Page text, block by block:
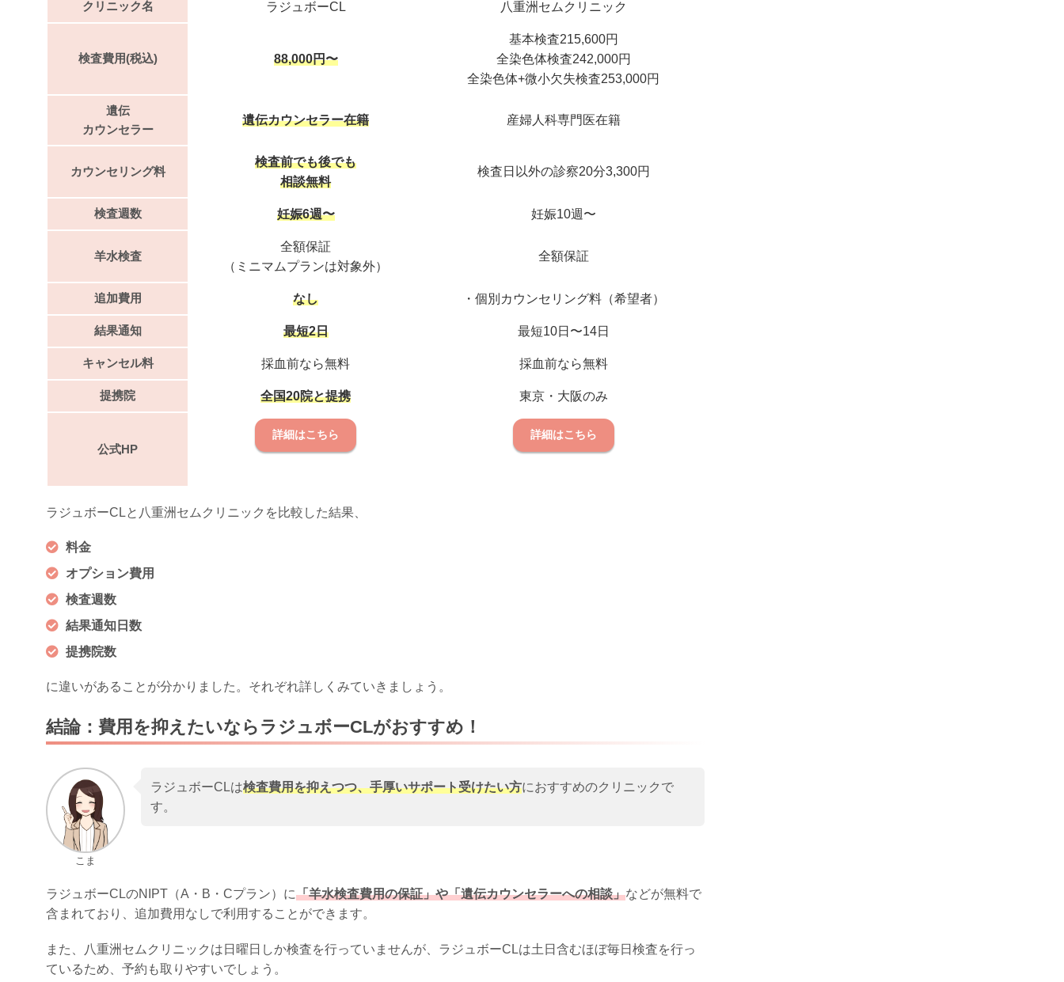
クリニック名 ラジュボーCL 八重洲セムクリニック
検査費用(税込) 88,000円〜
基本検査215,600円
全染色体検査242,000円
全染色体+微小欠失検査253,000円
遺伝
カウンセラー
遺伝カウンセラー在籍 産婦人科専門医在籍
カウンセリング料
検査前でも後でも
相談無料
検査日以外の診察20分3,300円
検査週数 妊娠6週〜 妊娠10週〜
羊水検査
全額保証
（ミニマムプランは対象外）
全額保証
追加費用 なし ・個別カウンセリング料（希望者）
結果通知 最短2日 最短10日〜14日
キャンセル料 採血前なら無料 採血前なら無料
提携院 全国20院と提携 東京・大阪のみ
公式HP
詳細はこちら 詳細はこちら
ラジュボーCLと八重洲セムクリニックを比較した結果、
料金
オプション費用
検査週数
結果通知日数
提携院数
に違いがあることが分かりました。それぞれ詳しくみていきましょう。
結論：費用を抑えたいならラジュボーCLがおすすめ！
こま
ラジュボーCLは検査費用を抑えつつ、手厚いサポート受けたい方におすすめのクリニックで
す。
ラジュボーCLのNIPT（A・B・Cプラン）に「羊水検査費用の保証」や「遺伝カウンセラーへの相談」などが無料で
含まれており、追加費用なしで利用することができます。
また、八重洲セムクリニックは日曜日しか検査を行っていませんが、ラジュボーCLは土日含むほぼ毎日検査を行っ
ているため、予約も取りやすいでしょう。